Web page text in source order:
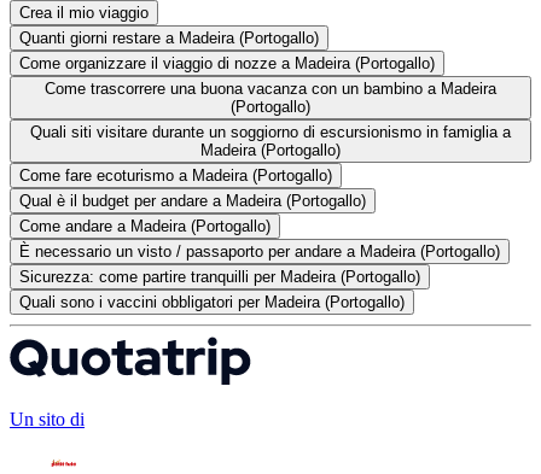
Crea il mio viaggio
Quanti giorni restare a Madeira (Portogallo)
Come organizzare il viaggio di nozze a Madeira (Portogallo)
Come trascorrere una buona vacanza con un bambino a Madeira
(Portogallo)
Quali siti visitare durante un soggiorno di escursionismo in famiglia a
Madeira (Portogallo)
Come fare ecoturismo a Madeira (Portogallo)
Qual è il budget per andare a Madeira (Portogallo)
Come andare a Madeira (Portogallo)
È necessario un visto / passaporto per andare a Madeira (Portogallo)
Sicurezza: come partire tranquilli per Madeira (Portogallo)
Quali sono i vaccini obbligatori per Madeira (Portogallo)
Un sito di